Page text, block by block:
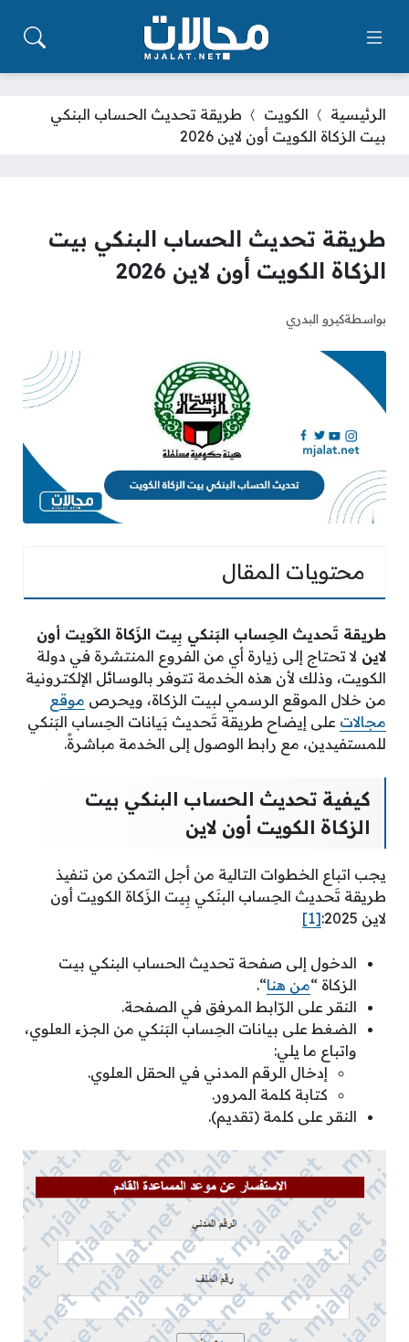
الرئيسية الكويت
طريقة تحديث الحساب البنكي
بيت الزكاة الكويت أون لاين 2026
طريقة تحديث الحساب البنكي بيت
الزكاة الكويت أون لاين 2026
بواسطةكيرو البدري
محتويات المقال
طريقة تَحديث الحِساب البَنكي بِيت الزَكاة الكَويت أون
لاين لا تحتاج إلى زيارة أي من الفروع المنتشرة في دولة
الكويت، وذلك لأن هذه الخدمة تتوفر بالوسائل الإلكترونية
من خلال الموقع الرسمي لبيت الزكاة، ويحرص موقع
مجالات على إيضاح طريقة تَحديث بَيانات الحِساب البَنكي
للمستفيدين، مع رابط الوصول إلى الخدمة مباشرةً.
كيفية تحديث الحساب البنكي بيت
الزكاة الكويت أون لاين
يجب اتباع الخطوات التالية من أجل التمكن من تنفيذ
طريقة تَحديث الحِساب البنَكي بِيت الزَكاة الكويت أون
لاين 2025:
[1]
الدخول إلى صفحة تحديث الحساب البنكي بيت
الزكاة “من هنا“.
النقر على الرّابط المرفق في الصفحة.
الضغط على بيانات الحِساب البَنكي من الجزء العلوي،
واتباع ما يلي:
إدخال الرقم المدني في الحقل العلوي.
كتابة كلمة المرور.
النقر على كلمة (تقديم).